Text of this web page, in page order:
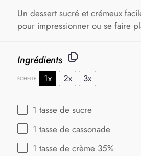
Un dessert sucré et crémeux
pour impressionner ou se faire
Ingrédients
ÉCHELLE 1x 2x 3x
1 tasse de sucre
1 tasse de cassonade
1 tasse de crème 35%